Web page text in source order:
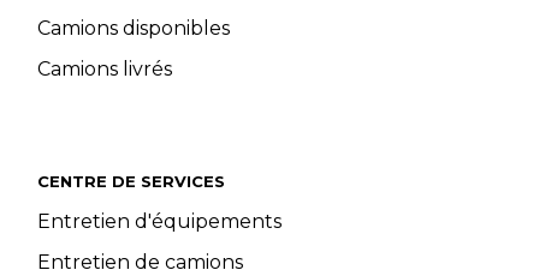
Camions disponibles
Camions livrés
CENTRE DE SERVICES
Entretien d'équipements
Entretien de camions